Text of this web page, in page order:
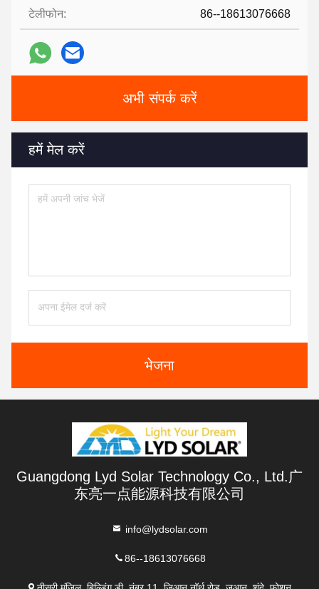
टेलीफोन: 86--18613076668
अभी संपर्क करें
हमें मेल करें
भेजना
Guangdong Lyd Solar Technology Co., Ltd.广
东亮一点能源科技有限公司
info@lydsolar.com
86--18613076668